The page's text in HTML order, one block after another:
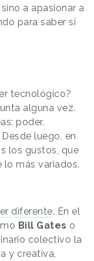
a apasionar a
para saber si
tecnológico?
alguna vez.
poder,
luego, en
los gustos, que
más variados.
diferente. En el
Bill Gates o
colectivo la
y creativa,